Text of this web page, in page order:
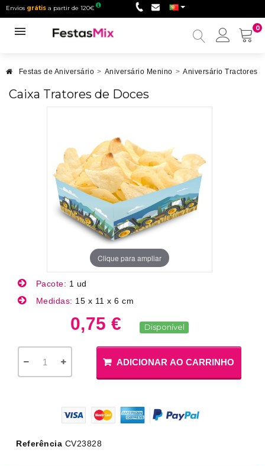
Envios grátis a partir de 120€
0
Minha
Festas de Aniversário > Aniversário Menino > Aniversário Tractores
Caixa Tratores de Doces
Clique para ampliar
Pacote: 1 ud
Medidas: 15 x 11 x 6 cm
0,75 € Disponível
ADICIONAR AO CARRINHO
Referência CV23828